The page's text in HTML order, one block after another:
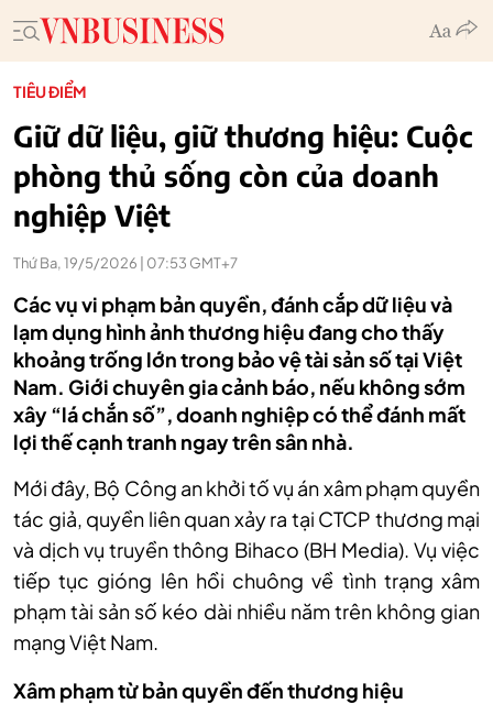
TIÊU ĐIỂM
Giữ dữ liệu, giữ thương hiệu: Cuộc
phòng thủ sống còn của doanh
nghiệp Việt
Thứ Ba, 19/5/2026 | 07:53 GMT+7
Các vụ vi phạm bản quyền, đánh cắp dữ liệu và
lạm dụng hình ảnh thương hiệu đang cho thấy
khoảng trống lớn trong bảo vệ tài sản số tại Việt
Nam. Giới chuyên gia cảnh báo, nếu không sớm
xây “lá chắn số”, doanh nghiệp có thể đánh mất
lợi thế cạnh tranh ngay trên sân nhà.
Mới đây, Bộ Công an khởi tố vụ án xâm phạm quyền
tác giả, quyền liên quan xảy ra tại CTCP thương mại
và dịch vụ truyền thông Bihaco (BH Media). Vụ việc
tiếp tục gióng lên hồi chuông về tình trạng xâm
phạm tài sản số kéo dài nhiều năm trên không gian
mạng Việt Nam.
Xâm phạm từ bản quyền đến thương hiệu